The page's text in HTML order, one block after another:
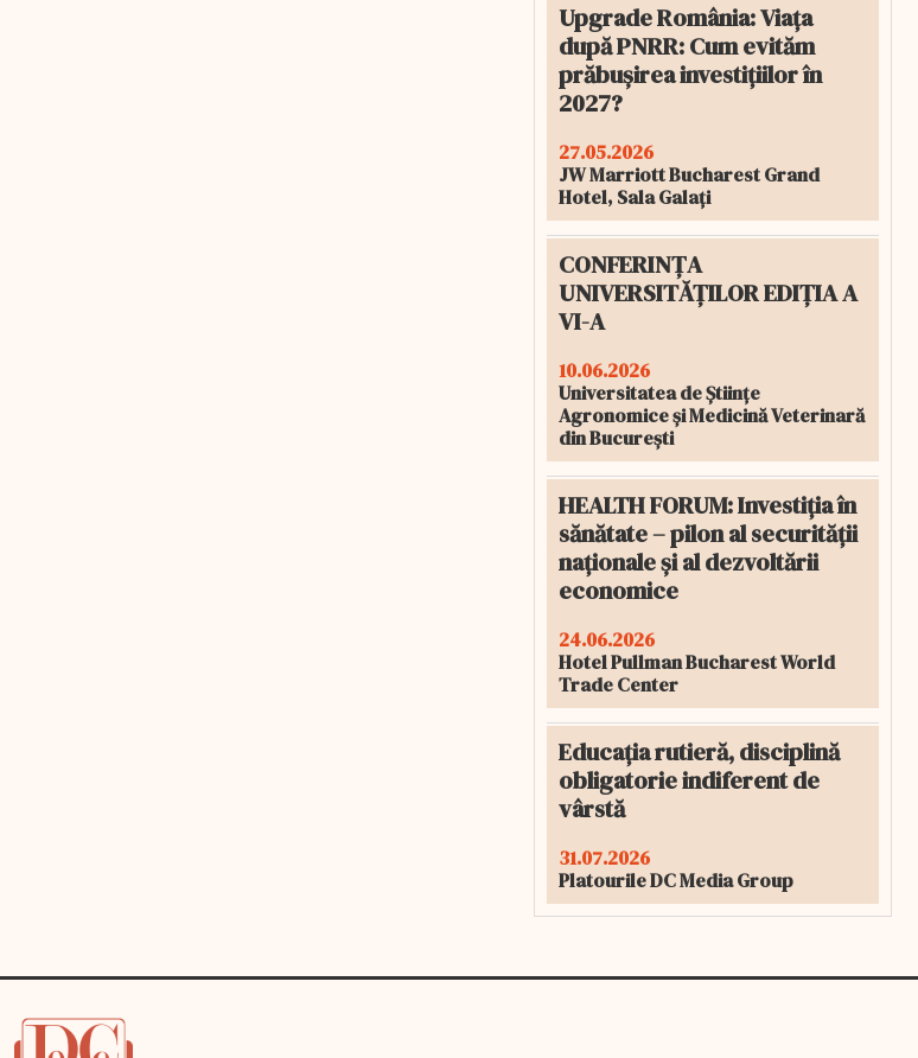
Upgrade România: Viața
după PNRR: Cum evităm
prăbușirea investițiilor în
2027?
27.05.2026
JW Marriott Bucharest Grand
Hotel, Sala Galați
CONFERINȚA
UNIVERSITĂȚILOR EDIȚIA A
VI-A
10.06.2026
Universitatea de Științe
Agronomice și Medicină Veterinară
din București
HEALTH FORUM: Investiția în
sănătate – pilon al securității
naționale și al dezvoltării
economice
24.06.2026
Hotel Pullman Bucharest World
Trade Center
Educația rutieră, disciplină
obligatorie indiferent de
vârstă
31.07.2026
Platourile DC Media Group